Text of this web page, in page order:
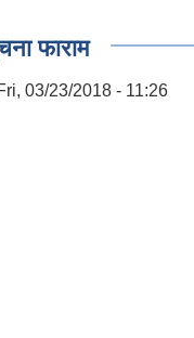
फाराम
03/23/2018 - 11:26